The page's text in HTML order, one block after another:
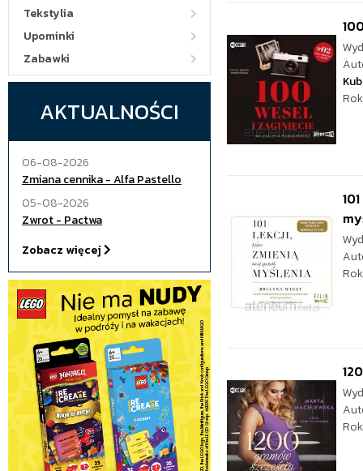
Tekstylia
Upominki
Zabawki
AKTUALNOŚCI
06-08-2026
Zmiana cennika - Alfa Pastello
05-08-2026
Zwrot - Pactwa
Zobacz więcej